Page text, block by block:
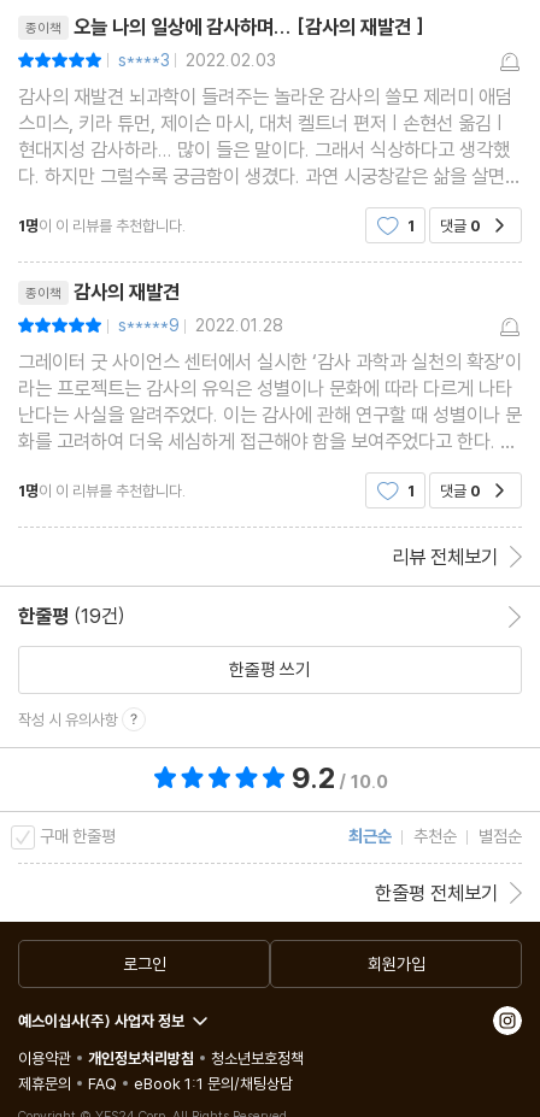
21장 병원에서도 감사할 일이 있을까?
- 병원에 감사 문화를 정착시키려면
22장 다른 사람이 감사하도록 돕는 방법
6부 감사가 뿌리내린 사회
- 감사로 신뢰하는 사회를 만들 수 있을까?
24장 감사로 혐오를 없앨 수 있을까?
- 감사하면 투표율이 올라간다
25장 감사가 더 나은 세상으로 가는 길일까?
기고자 및 편집자 소개
참고문헌
종이책 오늘 나의 일상에 감사하며... [감사의 재발견 ]
| s****3 | 2022.02.03
감사의 재발견 뇌과학이 들려주는 놀라운 감사의 쓸모 제러미 애덤
스미스, 키라 튜먼, 제이슨 마시, 대처 켈트너 편저 | 손현선 옮김 |
현대지성 감사하라... 많이 들은 말이다. 그래서 식상하다고 생각했
다. 하지만 그럴수록 궁금함이 생겼다. 과연 시궁창같은 삶을 살면서
도 감사할 수 있을 것인가? 솔직히 많이 가진 자는 더 감사하기가 쉬
워야하는데 사회가 돌아가는 양
1명이 이 리뷰를 추천합니다. 1 댓글 0
종이책 감사의 재발견
| s*****9 | 2022.01.28
그레이터 굿 사이언스 센터에서 실시한 ‘감사 과학과 실천의 확장’이
라는 프로젝트는 감사의 유익은 성별이나 문화에 따라 다르게 나타
난다는 사실을 알려주었다. 이는 감사에 관해 연구할 때 성별이나 문
화를 고려하여 더욱 세심하게 접근해야 함을 보여주었다고 한다. 예
를 들면, 이미 감사 수준이 높은 여성보다 남성들에게서 감사 일기
쓰기 등 감사 실천의 유익이 더 크게 나타났
1명이 이 리뷰를 추천합니다. 1 댓글 0
리뷰 전체보기
한줄평 (19건)
한줄평 쓰기
작성 시 유의사항
9.2 / 10.0
구매 한줄평 최근순 추천순 별점순
한줄평 전체보기
로그인 회원가입
예스이십사(주) 사업자 정보
이용약관
개인정보처리방침
청소년보호정책
제휴문의
FAQ eBook 1:1 문의/채팅상담